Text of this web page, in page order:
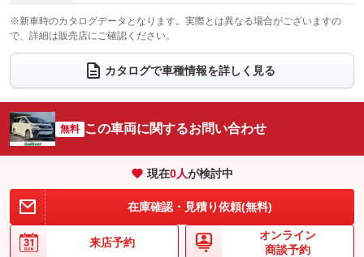
：装備なし ：装備なし
ウォークスルー
：装備なし
電動リアゲート フロントカメラ
：装備なし
：装備なし ：装備なし
サイドカメラ
：装備なし ルーフレール
：装備なし
：装備なし
：装備なし
※新車時のカタログデータとなります。実際とは異なる場合がございますの
で、詳細は販売店にご確認ください。
カタログで車種情報を詳しく見る
無料 この車両に関するお問い合わせ
現在0人が検討中
在庫確認・見積り依頼(無料)
来店予約
オンライン
商談予約